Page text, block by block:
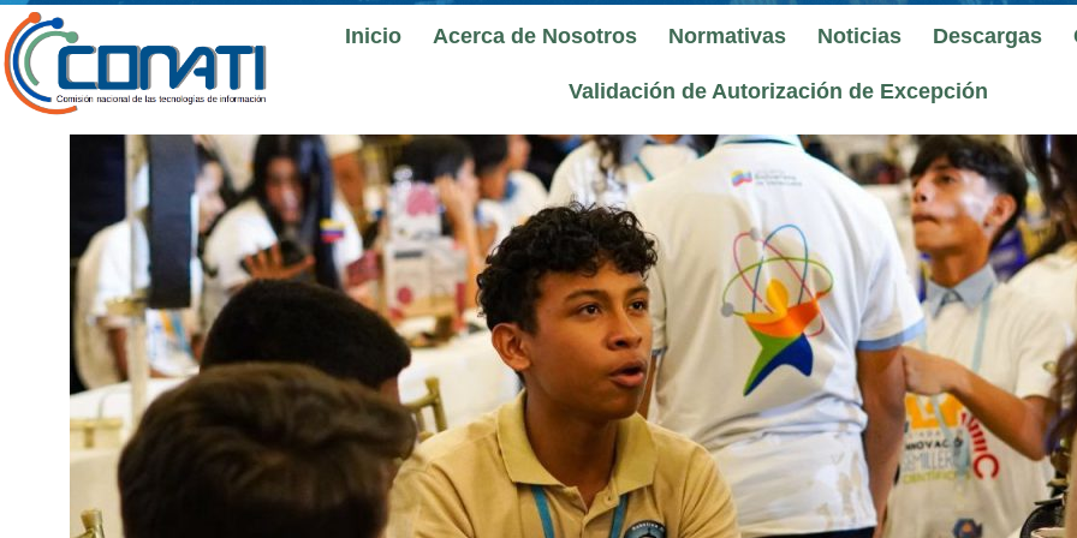
Inicio Acerca de Nosotros Normativas Noticias Descargas
Validación de Autorización de Excepción